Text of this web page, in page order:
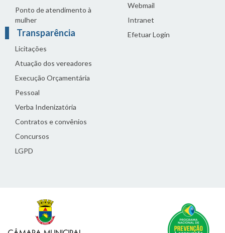
Ponto de atendimento à
mulher
Transparência
Licitações
Atuação dos vereadores
Execução Orçamentária
Pessoal
Verba Indenizatória
Contratos e convênios
Concursos
LGPD
Webmail
Intranet
Efetuar Login